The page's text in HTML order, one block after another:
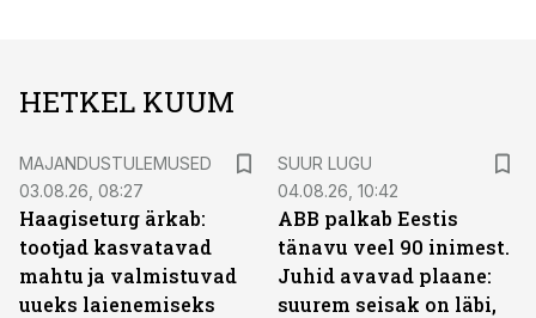
HETKEL KUUM
MAJANDUSTULEMUSED
03.08.26, 08:27
Haagiseturg ärkab:
tootjad kasvatavad
mahtu ja valmistuvad
uueks laienemiseks
SUUR LUGU
04.08.26, 10:42
ABB palkab Eestis
tänavu veel 90 inimest.
Juhid avavad plaane:
suurem seisak on läbi,